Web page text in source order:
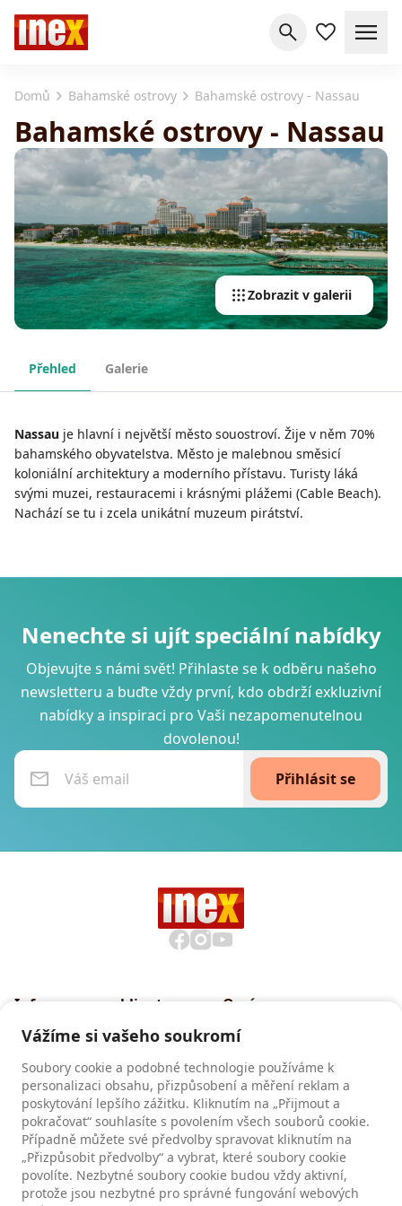
Domů Bahamské ostrovy Bahamské ostrovy - Nassau
Bahamské ostrovy - Nassau
Zobrazit v galerii
Přehled Galerie
Nassau je hlavní i největší město souostroví. Žije v něm 70%
bahamského obyvatelstva. Město je malebnou směsicí
koloniální architektury a moderního přístavu. Turisty láká
svými muzei, restauracemi i krásnými plážemi (Cable Beach).
Nachází se tu i zcela unikátní muzeum pirátství.
Nenechte si ujít speciální nabídky
Objevujte s námi svět! Přihlaste se k odběru našeho
newsletteru a buďte vždy první, kdo obdrží exkluzivní
nabídky a inspiraci pro Vaši nezapomenutelnou
dovolenou!
Přihlásit se
Informace pro klienty
podmínky CK INEX
Pojištění CK INEX
Zásady a informace o
zpracování osobních údajů
O nás
Recenze
Recenze našich klientů
Vážíme si vašeho soukromí
Soubory cookie a podobné technologie používáme k
personalizaci obsahu, přizpůsobení a měření reklam a
poskytování lepšího zážitku. Kliknutím na „Přijmout a
pokračovat“ souhlasíte s povolením všech souborů cookie.
Případně můžete své předvolby spravovat kliknutím na
„Přizpůsobit předvolby“ a vybrat, které soubory cookie
povolíte. Nezbytné soubory cookie budou vždy aktivní,
protože jsou nezbytné pro správné fungování webových